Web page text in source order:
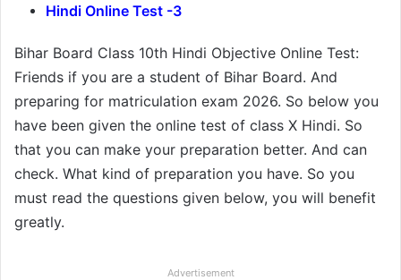
Hindi Online Test -3
Bihar Board Class 10th Hindi Objective Online Test:
Friends if you are a student of Bihar Board. And
preparing for matriculation exam 2026. So below you
have been given the online test of class X Hindi. So
that you can make your preparation better. And can
check. What kind of preparation you have. So you
must read the questions given below, you will benefit
greatly.
Advertisement